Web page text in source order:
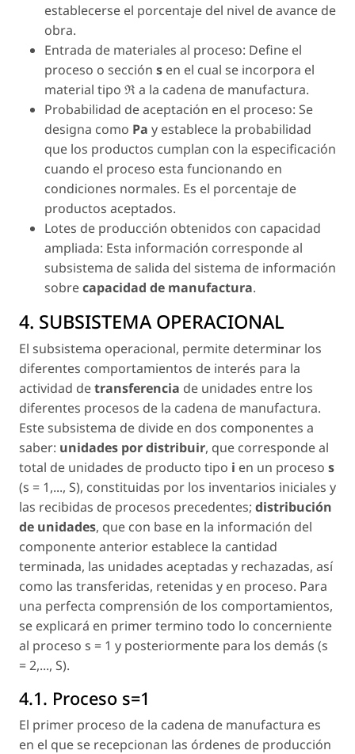
establecerse el porcentaje del nivel de avance de
obra.
Entrada de materiales al proceso: Define el
proceso o sección s en el cual se incorpora el
material tipo ℜa la cadena de manufactura.
Probabilidad de aceptación en el proceso: Se
designa como Pa y establece la probabilidad
que los productos cumplan con la especificación
cuando el proceso esta funcionando en
condiciones normales. Es el porcentaje de
productos aceptados.
Lotes de producción obtenidos con capacidad
ampliada: Esta información corresponde al
subsistema de salida del sistema de información
sobrecapacidad de manufactura.
4. SUBSISTEMA OPERACIONAL
El subsistema operacional, permite determinar los
diferentes comportamientos de interés para la
actividad detransferencia de unidades entre los
diferentes procesos de la cadena de manufactura.
Este subsistema de divide en dos componentes a
saber: unidades por distribuir, que corresponde al
total de unidades de producto tipo i en un proceso s
(s = 1,..., S), constituidas por los inventarios iniciales y
las recibidas de procesos precedentes; distribución
de unidades, que con base en la información del
componente anterior establece la cantidad
terminada, las unidades aceptadas y rechazadas, así
como las transferidas, retenidas y en proceso. Para
una perfecta comprensión de los comportamientos,
se explicará en primer termino todo lo concerniente
al proceso s = 1 y posteriormente para los demás (s
=2,..., S).
4.1. Proceso s=1
El primer proceso de la cadena de manufactura es
en el que se recepcionan las órdenes de producción